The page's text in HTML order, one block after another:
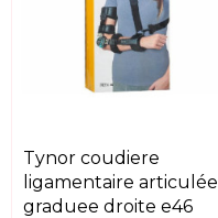
tynor coudiere
ligamentaire articulée
graduee droite e46